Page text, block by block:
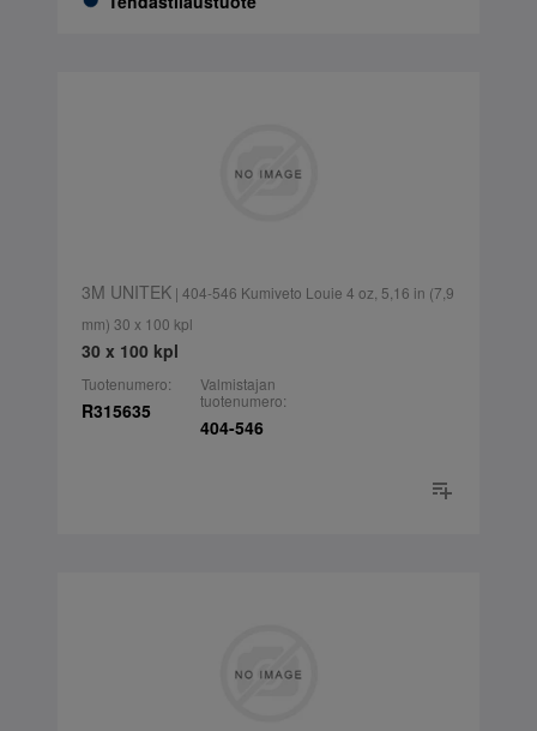
3M UNITEK| 404-546 Kumiveto Louie 4 oz, 5,16 in (7,9
mm) 30 x 100 kpl
30 x 100 kpl
Tuotenumero:
R315635
Valmistajan
tuotenumero:
404-546